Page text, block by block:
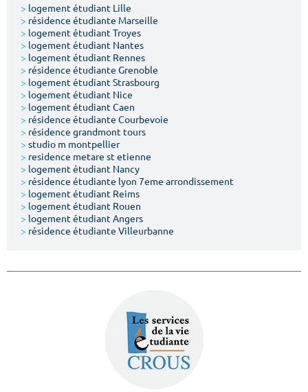
Type de location
Votre date d'entrée
> logement étudiant Lille
> résidence étudiante Marseille
> logement étudiant Troyes
> logement étudiant Nantes
> logement étudiant Rennes
> résidence étudiante Grenoble
> logement étudiant Strasbourg
> logement étudiant Nice
> logement étudiant Caen
> résidence étudiante Courbevoie
> résidence grandmont tours
> studio m montpellier
> residence metare st etienne
> logement étudiant Nancy
> résidence étudiante lyon 7eme arrondissement
> logement étudiant Reims
> logement étudiant Rouen
> logement étudiant Angers
> résidence étudiante Villeurbanne